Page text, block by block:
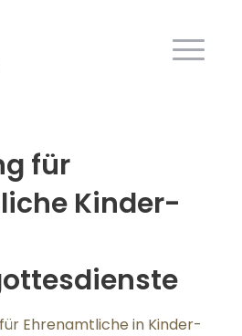
für
Kinder-
Ehrenamtliche in Kinder-